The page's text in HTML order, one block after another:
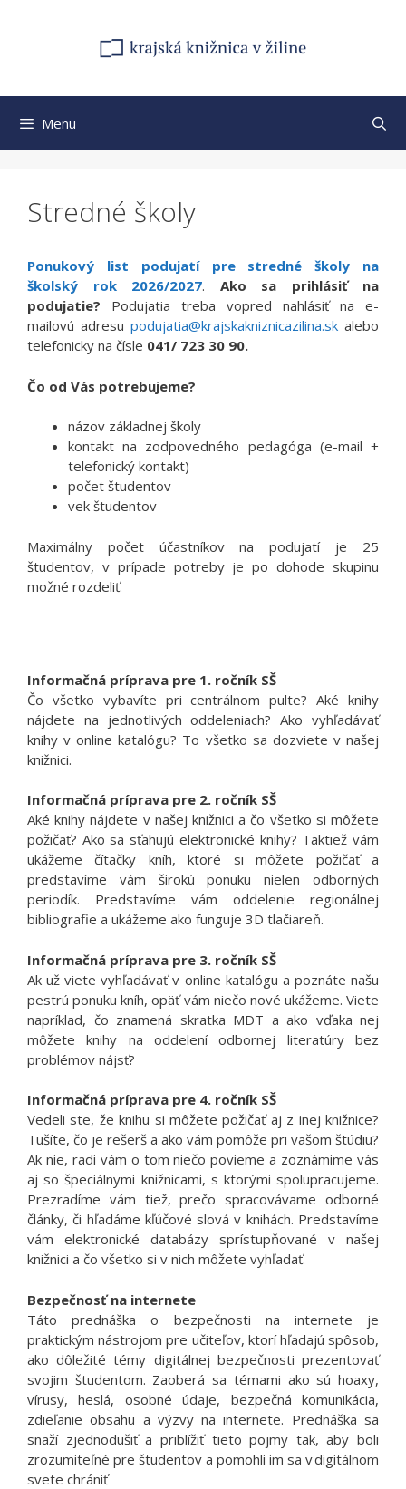
Menu
Stredné školy
Ponukový list podujatí pre stredné školy na
školský rok 2026/2027. Ako sa prihlásiť na
podujatie? Podujatia treba vopred nahlásiť na e-
mailovú adresu podujatia@krajskakniznicazilina.sk alebo
telefonicky na čísle 041/ 723 30 90.
Čo od Vás potrebujeme?
názov základnej školy
kontakt na zodpovedného pedagóga (e-mail +
telefonický kontakt)
počet študentov
vek študentov
Maximálny počet účastníkov na podujatí je 25
študentov, v prípade potreby je po dohode skupinu
možné rozdeliť.
Informačná príprava pre 1. ročník SŠ
Čo všetko vybavíte pri centrálnom pulte? Aké knihy
nájdete na jednotlivých oddeleniach? Ako vyhľadávať
knihy v online katalógu? To všetko sa dozviete v našej
knižnici.
Informačná príprava pre 2. ročník SŠ
Aké knihy nájdete v našej knižnici a čo všetko si môžete
požičať? Ako sa sťahujú elektronické knihy? Taktiež vám
ukážeme čítačky kníh, ktoré si môžete požičať a
predstavíme vám širokú ponuku nielen odborných
periodík. Predstavíme vám oddelenie regionálnej
bibliografie a ukážeme ako funguje 3D tlačiareň.
Informačná príprava pre 3. ročník SŠ
Ak už viete vyhľadávať v online katalógu a poznáte našu
pestrú ponuku kníh, opäť vám niečo nové ukážeme. Viete
napríklad, čo znamená skratka MDT a ako vďaka nej
môžete knihy na oddelení odbornej literatúry bez
problémov nájsť?
Informačná príprava pre 4. ročník SŠ
Vedeli ste, že knihu si môžete požičať aj z inej knižnice?
Tušíte, čo je rešerš a ako vám pomôže pri vašom štúdiu?
Ak nie, radi vám o tom niečo povieme a zoznámime vás
aj so špeciálnymi knižnicami, s ktorými spolupracujeme.
Prezradíme vám tiež, prečo spracovávame odborné
články, či hľadáme kľúčové slová v knihách. Predstavíme
vám elektronické databázy sprístupňované v našej
knižnici a čo všetko si v nich môžete vyhľadať.
Bezpečnosť na internete
Táto prednáška o bezpečnosti na internete je
praktickým nástrojom pre učiteľov, ktorí hľadajú spôsob,
ako dôležité témy digitálnej bezpečnosti prezentovať
svojim študentom. Zaoberá sa témami ako sú hoaxy,
vírusy, heslá, osobné údaje, bezpečná komunikácia,
zdieľanie obsahu a výzvy na internete. Prednáška sa
snaží zjednodušiť a priblížiť tieto pojmy tak, aby boli
zrozumiteľné pre študentov a pomohli im sa v digitálnom
svete chrániť